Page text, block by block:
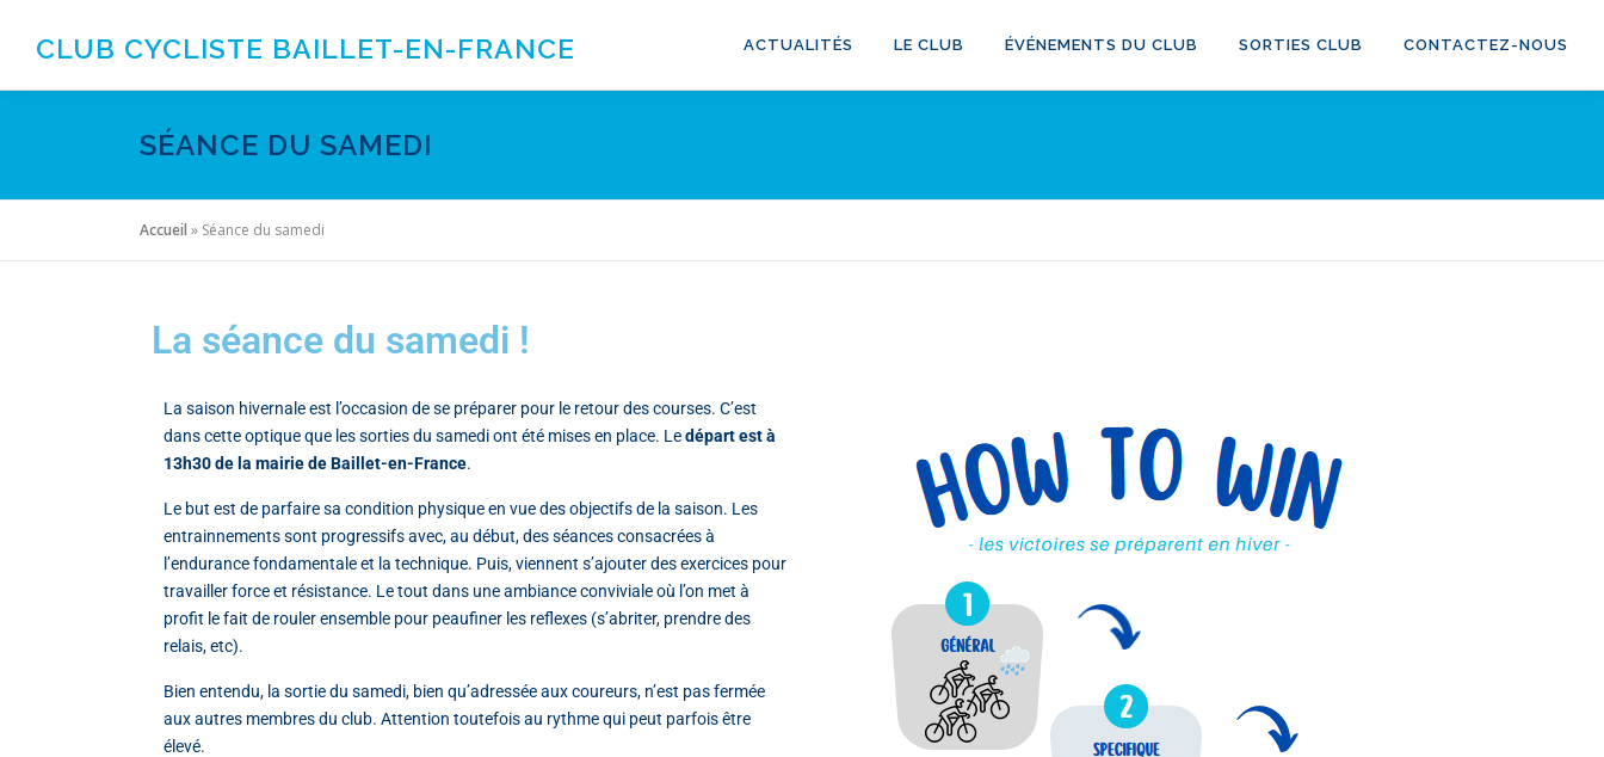
CLUB CYCLISTE BAILLET-EN-FRANCE ACTUALITÉS LE CLUB ÉVÉNEMENTS DU CLUB SORTIES CLUB CONTACTEZ-NOUS
SÉANCE DU SAMEDI
Accueil » Séance du samedi
La séance du samedi !
La saison hivernale est l’occasion de se préparer pour le retour des courses. C’est
dans cette optique que les sorties du samedi ont été mises en place. Ledépart est à
13h30 de la mairie de Baillet-en-France.
Le but est de parfaire sa condition physique en vue des objectifs de la saison. Les
entrainnements sont progressifs avec, au début, des séances consacrées à
l’endurance fondamentale et la technique. Puis, viennent s’ajouter des exercices pour
travailler force et résistance. Le tout dans une ambiance conviviale où l’on met à
profit le fait de rouler ensemble pour peaufiner les reflexes (s’abriter, prendre des
relais, etc).
Bien entendu, la sortie du samedi, bien qu’adressée aux coureurs, n’est pas fermée
aux autres membres du club. Attention toutefois au rythme qui peut parfois être
élevé.